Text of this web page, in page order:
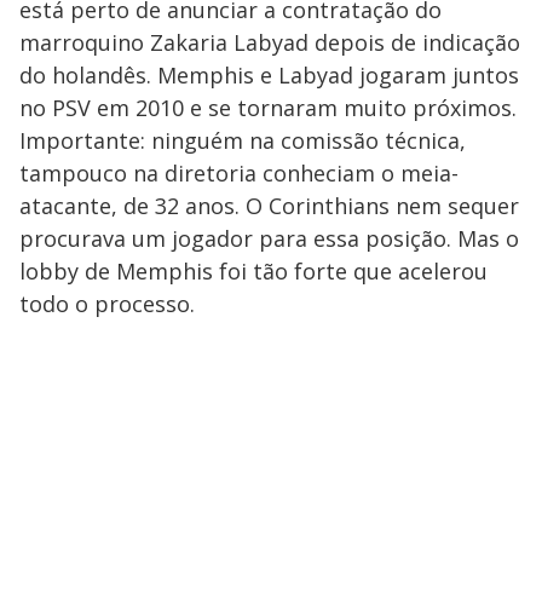
está perto de anunciar a contratação do
marroquino Zakaria Labyad depois de indicação
do holandês. Memphis e Labyad jogaram juntos
no PSV em 2010 e se tornaram muito próximos.
Importante: ninguém na comissão técnica,
tampouco na diretoria conheciam o meia-
atacante, de 32 anos. O Corinthians nem sequer
procurava um jogador para essa posição. Mas o
lobby de Memphis foi tão forte que acelerou
todo o processo.